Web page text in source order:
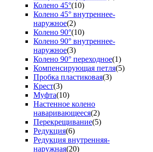
Колено 45°(10)
Колено 45° внутреннее-
наружное(2)
Колено 90°(10)
Колено 90° внутреннее-
наружное(3)
Колено 90° переходное(1)
Компенсирующая петля(5)
Пробка пластиковая(3)
Крест(3)
Муфта(10)
Настенное колено
наваривающееся(2)
Перекрещивание(5)
Редукция(6)
Редукция внутренняя-
наружная(20)